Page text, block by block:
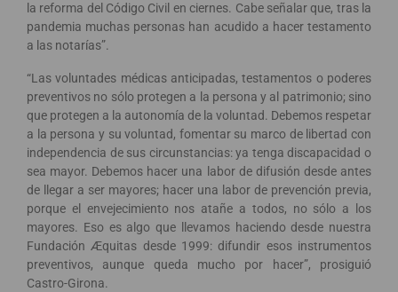
la reforma del Código Civil en ciernes. Cabe señalar que, tras la
pandemia muchas personas han acudido a hacer testamento
a las notarías”.
“Las voluntades médicas anticipadas, testamentos o poderes
preventivos no sólo protegen a la persona y al patrimonio; sino
que protegen a la autonomía de la voluntad. Debemos respetar
a la persona y su voluntad, fomentar su marco de libertad con
independencia de sus circunstancias: ya tenga discapacidad o
sea mayor. Debemos hacer una labor de difusión desde antes
de llegar a ser mayores; hacer una labor de prevención previa,
porque el envejecimiento nos atañe a todos, no sólo a los
mayores. Eso es algo que llevamos haciendo desde nuestra
Fundación Æquitas desde 1999: difundir esos instrumentos
preventivos, aunque queda mucho por hacer”, prosiguió
Castro-Girona.